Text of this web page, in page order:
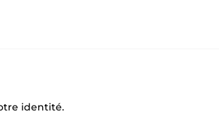
identité.